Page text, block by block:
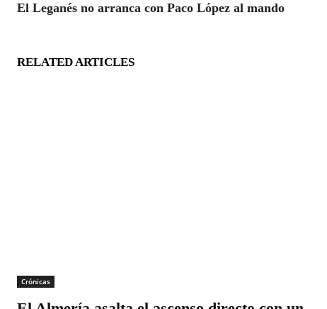
El Leganés no arranca con Paco López al mando
RELATED ARTICLES
Crónicas